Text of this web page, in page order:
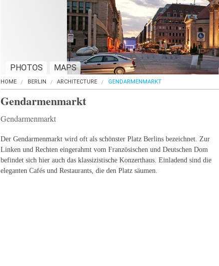
PHOTOS MAPS
HOME BERLIN ARCHITECTURE GENDARMENMARKT
Gendarmenmarkt
Gendarmenmarkt
Der Gendarmenmarkt wird oft als schönster Platz Berlins bezeichnet. Zur
Linken und Rechten eingerahmt vom Französischen und Deutschen Dom
befindet sich hier auch das klassizistische Konzerthaus. Einladend sind die
eleganten Cafés und Restaurants, die den Platz säumen.